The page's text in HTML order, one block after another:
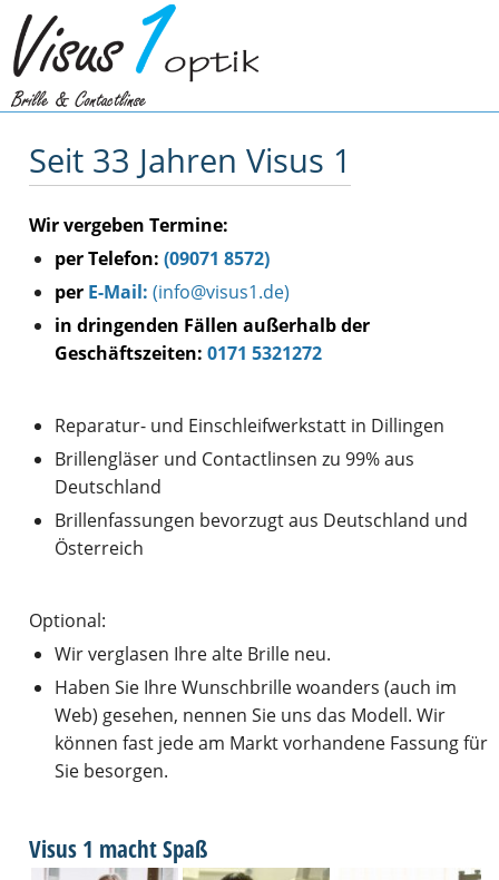
Seit 33 Jahren Visus 1
Wir vergeben Termine:
per Telefon: (09071 8572)
per E-Mail: (info@visus1.de)
in dringenden Fällen außerhalb der
Geschäftszeiten: 0171 5321272
Reparatur- und Einschleifwerkstatt in Dillingen
Brillengläser und Contactlinsen zu 99% aus
Deutschland
Brillenfassungen bevorzugt aus Deutschland und
Österreich
Optional:
Wir verglasen Ihre alte Brille neu.
Haben Sie Ihre Wunschbrille woanders (auch im
Web) gesehen, nennen Sie uns das Modell. Wir
können fast jede am Markt vorhandene Fassung für
Sie besorgen.
Visus 1 macht Spaß